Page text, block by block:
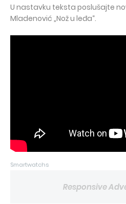
U nastavku teksta poslušajte
Mladenović „Nož u leđa“.
Smartwatchs
Responsive